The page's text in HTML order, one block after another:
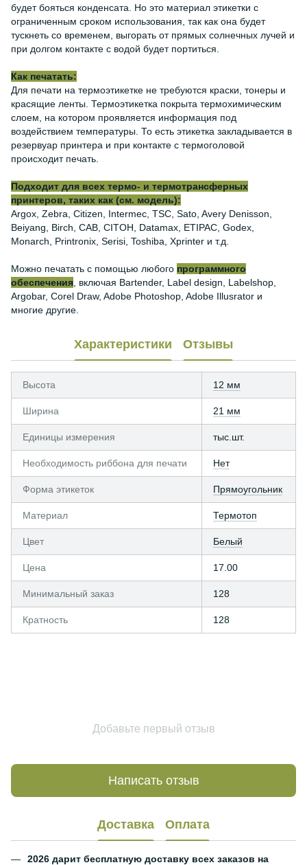
будет бояться конденсата. Но это материал этикетки с
ограниченным сроком использования, так как она будет
тускнеть со временем, выгорать от прямых солнечных лучей и
при долгом контакте с водой будет портиться.
Как печатать:
Для печати на термоэтикетке не требуются краски, тонеры и
красящие ленты. Термоэтикетка покрыта термохимическим
слоем, на котором проявляется информация под
воздействием температуры. То есть этикетка закладывается в
резервуар принтера и при контакте с термоголовой
происходит печать.
Подходит для всех термо- и термотрансферных
принтеров, таких как (см. модель):
Argox, Zebra, Citizen, Intermec, TSC, Sato, Avery Denisson,
Beiyang, Birch, CAB, CITOH, Datamax, ETIPAC, Godex,
Monarch, Printronix, Serisi, Toshiba, Xprinter и т.д.
Можно печатать с помощью любого программного
обеспечения , включая Bartender, Label design, Labelshop,
Argobar, Corel Draw, Adobe Photoshop, Adobe Illusrator и
многие другие.
Характеристики Отзывы
Высота 12 мм
Ширина 21 мм
Единицы измерения тыс.шт.
Необходимость риббона для печати Нет
Форма этикеток Прямоугольник
Материал Термотоп
Цвет Белый
Цена 17.00
Минимальный заказ 128
Кратность 128
Добавьте первый отзыв
Написать отзыв
Доставка Оплата
2026 дарит бесплатную доставку всех заказов на